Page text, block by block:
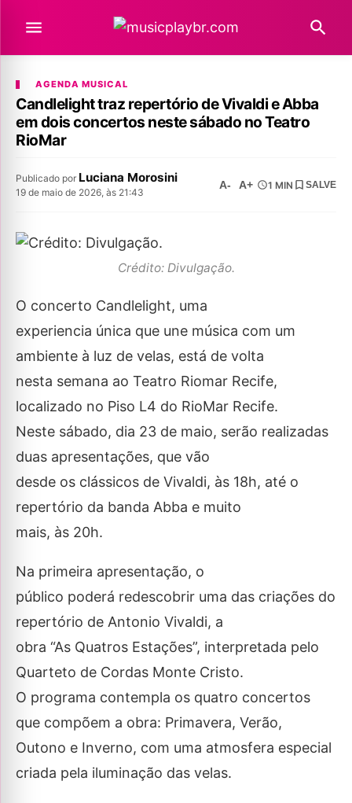
AGENDA MUSICAL
Candlelight traz repertório de Vivaldi e Abba
em dois concertos neste sábado no Teatro
RioMar
Publicado por Luciana Morosini
19 de maio de 2026, às 21:43
A- A+ 1 MIN SALVE
Crédito: Divulgação.
O concerto Candlelight, uma
experiencia única que une música com um
ambiente à luz de velas, está de volta
nesta semana ao Teatro Riomar Recife,
localizado no Piso L4 do RioMar Recife.
Neste sábado, dia 23 de maio, serão realizadas
duas apresentações, que vão
desde os clássicos de Vivaldi, às 18h, até o
repertório da banda Abba e muito
mais, às 20h.
Na primeira apresentação, o
público poderá redescobrir uma das criações do
repertório de Antonio Vivaldi, a
obra “As Quatros Estações”, interpretada pelo
Quarteto de Cordas Monte Cristo.
O programa contempla os quatro concertos
que compõem a obra: Primavera, Verão,
Outono e Inverno, com uma atmosfera especial
criada pela iluminação das velas.